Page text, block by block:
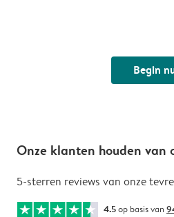
Begin
Onze klanten houden van
5-sterren reviews van onze
4.5op basis van